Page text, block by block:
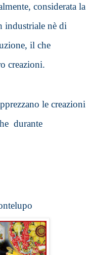
considerata la
industriale nè di
il che
creazioni.
le creazioni
durante